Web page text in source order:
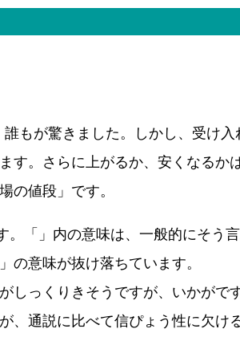
もが驚きました。しかし、受け入
す。さらに上がるか、安くなるか
の値段」です。
。「」内の意味は、一般的にそう
の意味が抜け落ちています。
しっくりきそうですが、いかがで
、通説に比べて信ぴょう性に欠け